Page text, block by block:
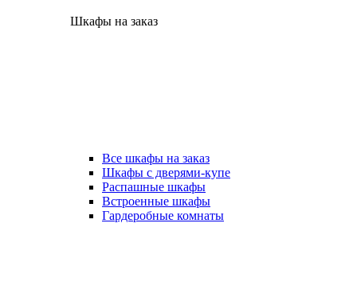
Шкафы на заказ
Все шкафы на заказ
Шкафы с дверями-купе
Распашные шкафы
Встроенные шкафы
Гардеробные комнаты